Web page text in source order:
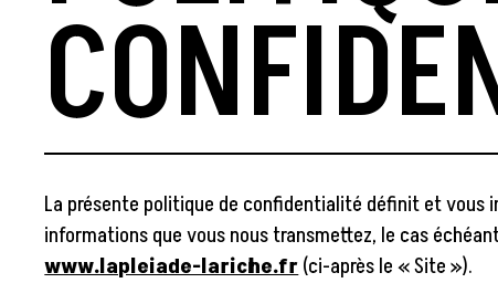
La présente politique de confidentialité définit et vous
informations que vous nous transmettez, le cas
www.lapleiade-lariche.fr(ci-après le « Site »).